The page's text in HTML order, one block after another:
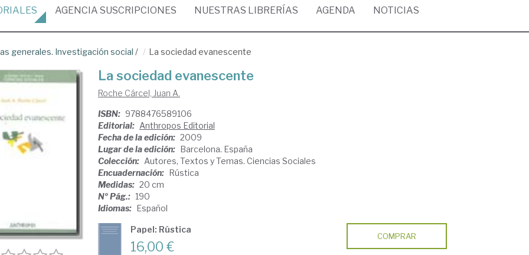
AGENCIA SUSCRIPCIONES NUESTRAS LIBRERÍAS AGENDA NOTICIAS
generales. Investigación social / La sociedad evanescente
La sociedad evanescente
Roche Cárcel, Juan A.
ISBN: 9788476589106
Editorial: Anthropos Editorial
Fecha de la edición: 2009
Lugar de la edición: Barcelona. España
Colección: Autores, Textos y Temas. Ciencias Sociales
Encuadernación: Rústica
Medidas: 20 cm
Nº Pág.: 190
Idiomas: Español
Papel: Rústica
16,00 €
COMPRAR